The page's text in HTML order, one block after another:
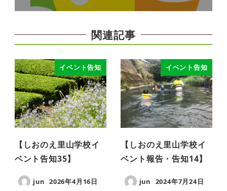
関連記事
イベント告知
【しおのえ里山学校イ
ベント告知35】
jun 2026年4月16日
イベント告知
【しおのえ里山学校イ
ベント報告・告知14】
jun 2024年7月24日